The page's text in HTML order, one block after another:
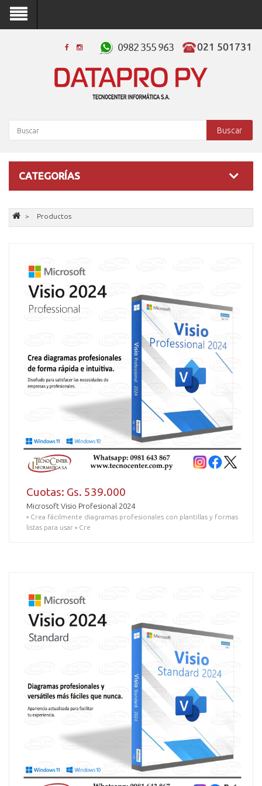
Buscar
CATEGORÍAS
Productos
Cuotas: Gs. 539.000
Microsoft Visio Profesional 2024
▫️ Crea fácilmente diagramas profesionales con plantillas y formas
listas para usar ▫️ Cre